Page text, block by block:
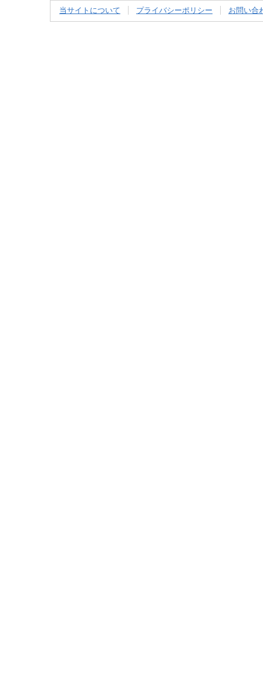
当サイトについて プライバシーポリシー お問い合